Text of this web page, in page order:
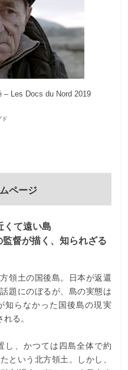
Les Docs du Nord 2019
ド
ページ
くて遠い島
監督が描く、知られざる
領土の国後島。日本が返還
題にのぼるが、島の実態は
知らなかった国後島の現実
る。
し、かつては四島全体で約
という北方領土。しかし、